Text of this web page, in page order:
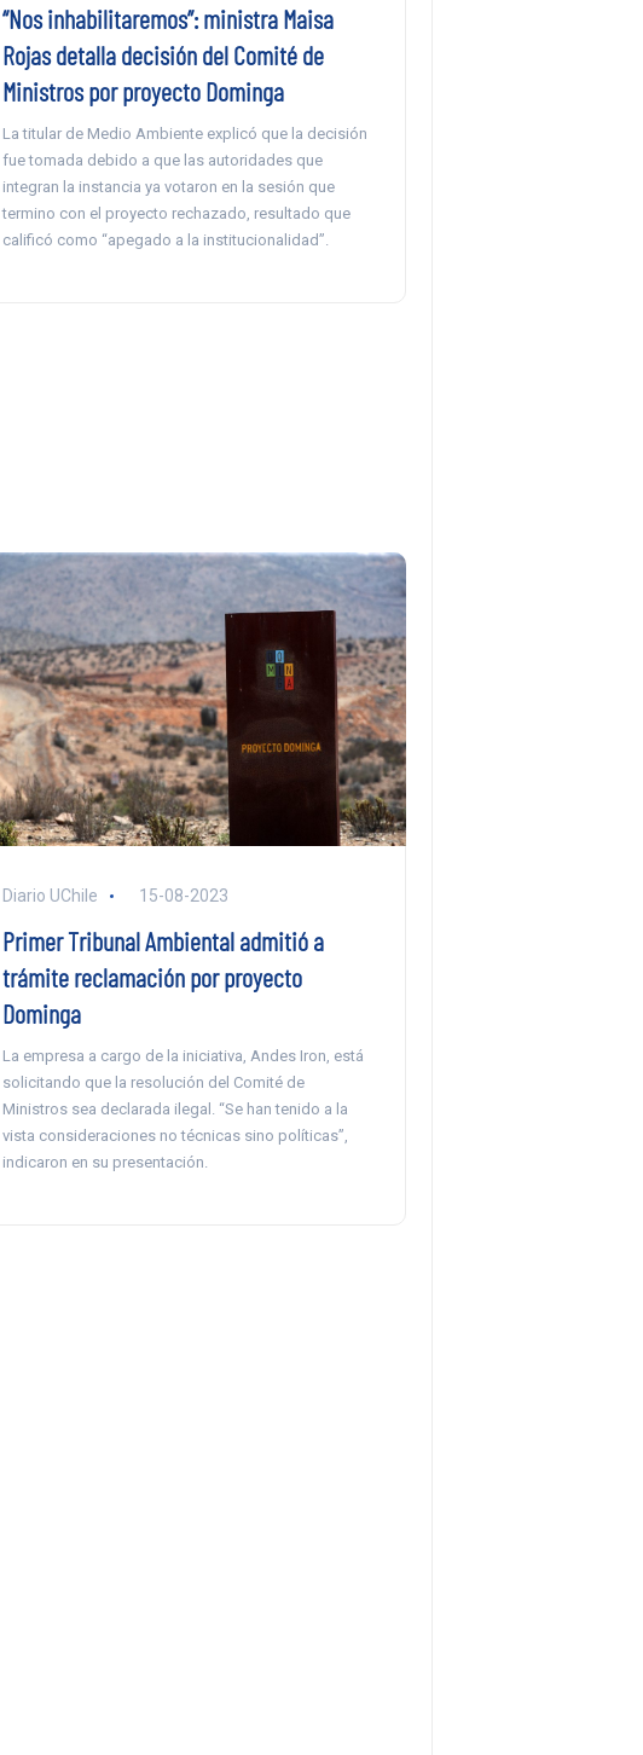
“Nos inhabilitaremos”: ministra Maisa
Rojas detalla decisión del Comité de
Ministros por proyecto Dominga
La titular de Medio Ambiente explicó que la decisión
fue tomada debido a que las autoridades que
integran la instancia ya votaron en la sesión que
termino con el proyecto rechazado, resultado que
calificó como “apegado a la institucionalidad”.
Diario UChile 15-08-2023
Primer Tribunal Ambiental admitió a
trámite reclamación por proyecto
Dominga
La empresa a cargo de la iniciativa, Andes Iron, está
solicitando que la resolución del Comité de
Ministros sea declarada ilegal. “Se han tenido a la
vista consideraciones no técnicas sino políticas”,
indicaron en su presentación.